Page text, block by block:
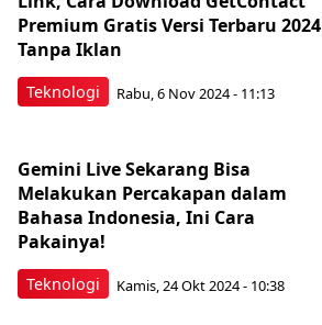
Teknologi
Premium Gratis Versi Terbaru 2024
Tanpa Iklan
Rabu, 6 Nov 2024 - 11:13
Teknologi
Gemini Live Sekarang Bisa
Melakukan Percakapan dalam
Bahasa Indonesia, Ini Cara
Pakainya!
Kamis, 24 Okt 2024 - 10:38